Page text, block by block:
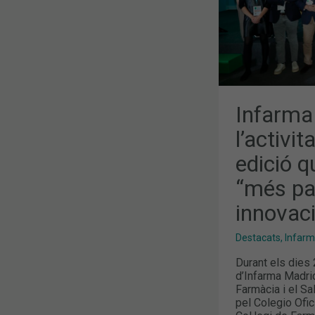
edició
“més
Destacats,
Durant els dies
d’Infarma
Farmàcia i el
pel Colegio
ES
VA
TANCAR
INNOVACIÓ
MÉS
CONVERSA”